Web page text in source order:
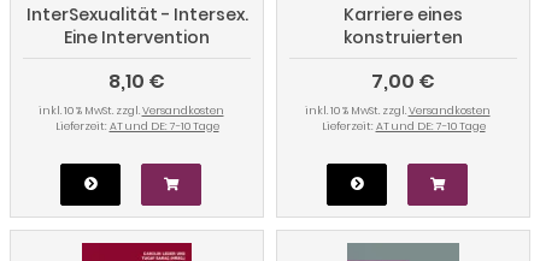
InterSexualität - Intersex.
Eine Intervention
8,10 €
inkl. 10 % MwSt. zzgl.Versandkosten
Lieferzeit: AT und DE: 7-10 Tage
Karriere eines
konstruierten
Gegensatzes: Zehn Jahre
"Muslime versus Schwule".
Sexualpolitiken seit dem
11. September.
7,00 €
inkl. 10 % MwSt. zzgl.Versandkosten
Lieferzeit: AT und DE: 7-10 Tage